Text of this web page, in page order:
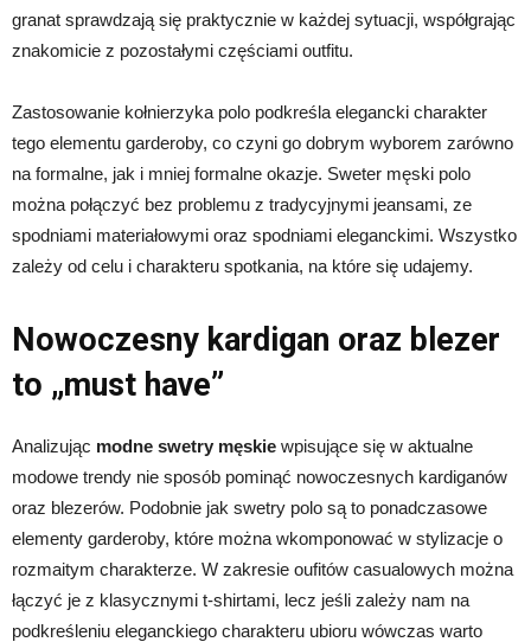
granat sprawdzają się praktycznie w każdej sytuacji, współgrając
znakomicie z pozostałymi częściami outfitu.
Zastosowanie kołnierzyka polo podkreśla elegancki charakter
tego elementu garderoby, co czyni go dobrym wyborem zarówno
na formalne, jak i mniej formalne okazje. Sweter męski polo
można połączyć bez problemu z tradycyjnymi jeansami, ze
spodniami materiałowymi oraz spodniami eleganckimi. Wszystko
zależy od celu i charakteru spotkania, na które się udajemy.
Nowoczesny kardigan oraz blezer
to „must have”
Analizując modne swetry męskie wpisujące się w aktualne
modowe trendy nie sposób pominąć nowoczesnych kardiganów
oraz blezerów. Podobnie jak swetry polo są to ponadczasowe
elementy garderoby, które można wkomponować w stylizacje o
rozmaitym charakterze. W zakresie oufitów casualowych można
łączyć je z klasycznymi t-shirtami, lecz jeśli zależy nam na
podkreśleniu eleganckiego charakteru ubioru wówczas warto